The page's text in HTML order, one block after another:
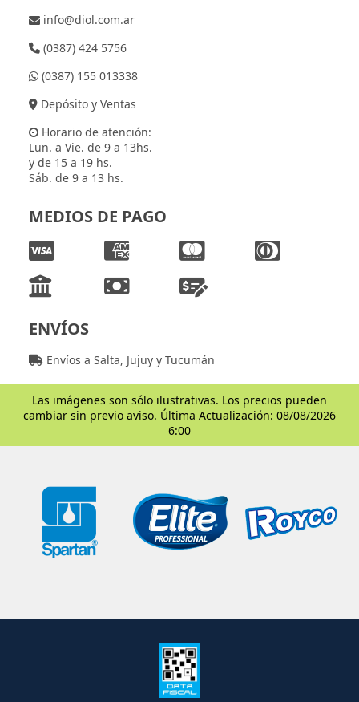
info@diol.com.ar
(0387) 424 5756
(0387) 155 013338
Depósito y Ventas
Horario de atención:
Lun. a Vie. de 9 a 13hs.
y de 15 a 19 hs.
Sáb. de 9 a 13 hs.
MEDIOS DE PAGO
ENVÍOS
Envíos a Salta, Jujuy y Tucumán
Las imágenes son sólo ilustrativas. Los precios pueden
cambiar sin previo aviso. Última Actualización: 08/08/2026
6:00